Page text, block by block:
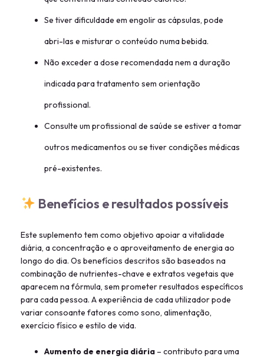
Se tiver dificuldade em engolir as cápsulas, pode
abri-las e misturar o conteúdo numa bebida.
Não exceder a dose recomendada nem a duração
indicada para tratamento sem orientação
profissional.
Consulte um profissional de saúde se estiver a tomar
outros medicamentos ou se tiver condições médicas
pré-existentes.
Benefícios e resultados possíveis
Este suplemento tem como objetivo apoiar a vitalidade
diária, a concentração e o aproveitamento de energia ao
longo do dia. Os benefícios descritos são baseados na
combinação de nutrientes-chave e extratos vegetais que
aparecem na fórmula, sem prometer resultados específicos
para cada pessoa. A experiência de cada utilizador pode
variar consoante fatores como sono, alimentação,
exercício físico e estilo de vida.
Aumento de energia diária – contributo para uma